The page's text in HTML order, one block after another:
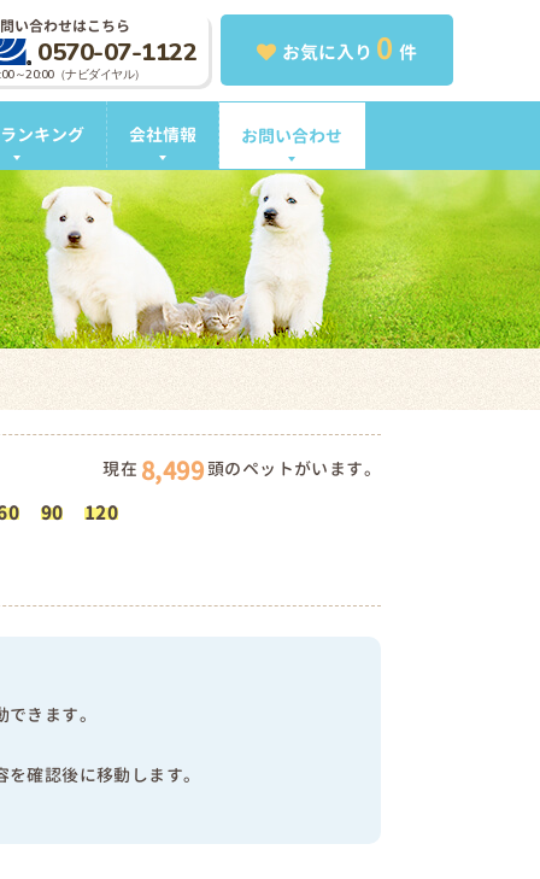
お気に入り 0 件
い合わせはこちら
0570-07-1122
～20:00（ナビダイヤル）
ンキング 会社情報 お問い合わせ
現在 8,499頭のペットがいます。
90 120
きます。
確認後に移動します。